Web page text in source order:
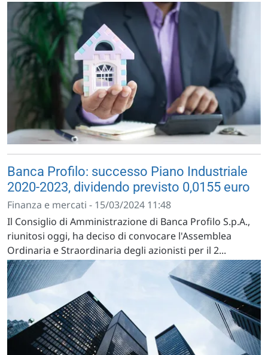
Banca Profilo: successo Piano Industriale
2020-2023, dividendo previsto 0,0155 euro
Finanza e mercati - 15/03/2024 11:48
Il Consiglio di Amministrazione di Banca Profilo S.p.A.,
riunitosi oggi, ha deciso di convocare l'Assemblea
Ordinaria e Straordinaria degli azionisti per il 2...